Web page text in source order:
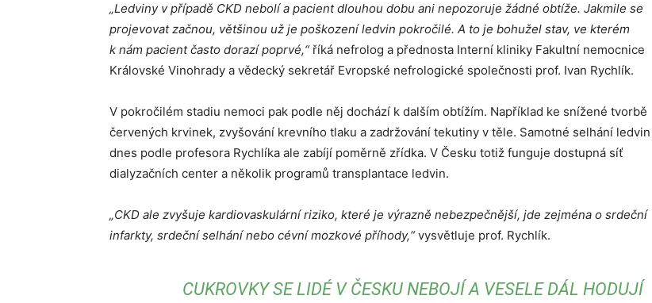
„Ledviny v případě CKD nebolí a pacient dlouhou dobu ani nepozoruje žádné obtíže. Jakmile se
projevovat začnou, většinou už je poškození ledvin pokročilé. A to je bohužel stav, ve kterém
k nám pacient často dorazí poprvé,“říká nefrolog a přednosta Interní kliniky Fakultní nemocnice
Královské Vinohrady a vědecký sekretář Evropské nefrologické společnosti prof. Ivan Rychlík.
V pokročilém stadiu nemoci pak podle něj dochází k dalším obtížím. Například ke snížené tvorbě
červených krvinek, zvyšování krevního tlaku a zadržování tekutiny v těle. Samotné selhání ledvin
dnes podle profesora Rychlíka ale zabíjí poměrně zřídka. V Česku totiž funguje dostupná síť
dialyzačních center a několik programů transplantace ledvin.
„CKD ale zvyšuje kardiovaskulární riziko, které je výrazně nebezpečnější, jde zejména o srdeční
infarkty, srdeční selhání nebo cévní mozkové příhody,“vysvětluje prof. Rychlík.
CUKROVKY SE LIDÉ V ČESKU NEBOJÍ A VESELE DÁL HODUJÍ